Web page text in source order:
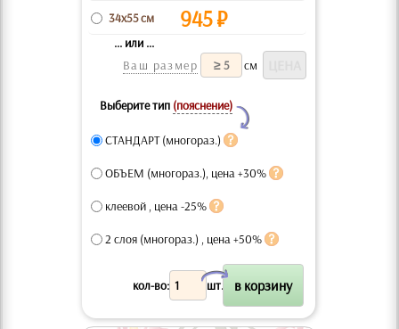
34x55 см 945₽
... или ...
Ваш размер
см
Выберите тип (пояснение)
Y
СТАНДАРТ (многораз.)
ОБЪЕМ (многораз.), цена +30%
клеевой , цена -25%
2 слоя (многораз.) , цена +50%
кол-во: шт.
X